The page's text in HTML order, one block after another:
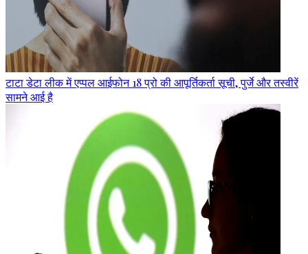
टाटा डेटा लीक में एप्पल आईफोन 18 प्रो की आपूर्तिकर्ता सूची, पुर्जे और तस्वीरें
सामने आई है